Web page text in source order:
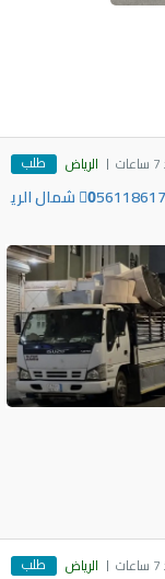
الرياض طلب
دينا التخلص من الأثاث القديم بالرياض 0َ561186175 شمال الري
الرياض طلب